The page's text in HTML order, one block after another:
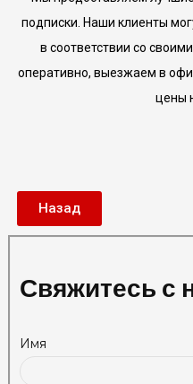
подписки. Наши клиенты
в соответствии со
оперативно, выезжаем в
цены
Назад
Свяжитесь с
Имя